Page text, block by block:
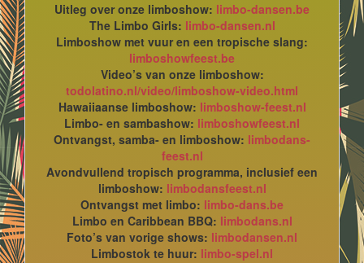
Uitleg over onze limboshow: limbo-dansen.be
The Limbo Girls: limbo-dansen.nl
Limboshow met vuur en een tropische slang:
limboshowfeest.be
Video’s van onze limboshow:
todolatino.nl/video/limboshow-video.html
Hawaiiaanse limboshow: limboshow-feest.nl
Limbo- en sambashow: limboshowfeest.nl
Ontvangst, samba- en limboshow: limbodans-
feest.nl
Avondvullend tropisch programma, inclusief een
limboshow: limbodansfeest.nl
Ontvangst met limbo: limbo-dans.be
Limbo en Caribbean BBQ: limbodans.nl
Foto’s van vorige shows: limbodansen.nl
Limbostok te huur: limbo-spel.nl